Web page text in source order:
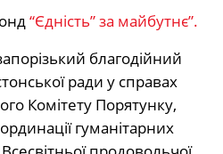
“Єдність” за майбутнє”.
благодійний
ради у справах
Комітету Порятунку,
гуманітарних